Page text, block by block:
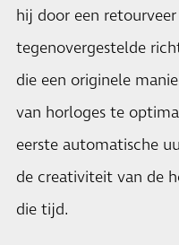
hij door een
tegenovergestelde
die een originele
van horloges te
eerste automatische
de creativiteit van de
die tijd.